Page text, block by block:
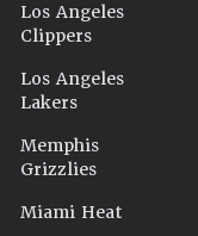
Los Angeles
Clippers
Los Angeles
Lakers
Memphis
Grizzlies
Miami Heat